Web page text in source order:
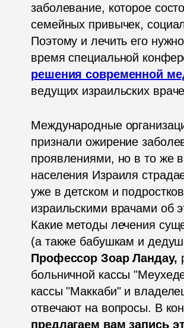
заболевание, которое
семейных привычек,
Поэтому и лечить его
время специальной
решения современной
ведущих израильских
Международные
признали ожирение
проявлениями, но в то же
населения Израиля
уже в детском и
израильскими врачами об
Какие методы лечения
Профессор Зоар Ландау,
больничной кассы
кассы "Маккаби" и
отвечают на вопросы. В
предлагаем вам запись